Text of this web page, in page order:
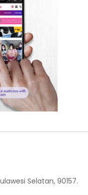
Selatan, 90157.